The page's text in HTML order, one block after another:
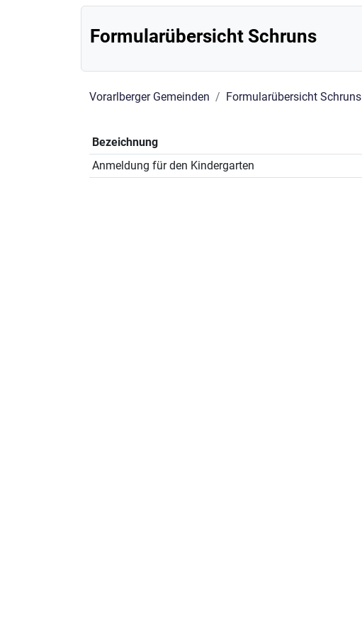
Formularübersicht Schruns
Vorarlberger Gemeinden Formularübersicht Schruns
Bezeichnung
Anmeldung für den Kindergarten